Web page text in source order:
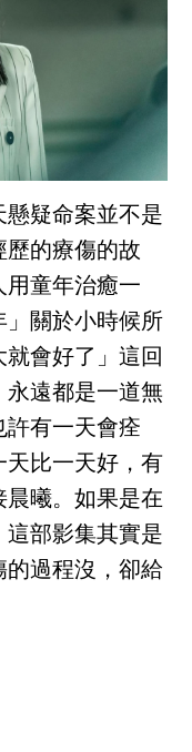
懸疑命案並不是
歷的療傷的故
用童年治癒一
」關於小時候所
會好了」這回
永遠都是一道無
許有一天會痊
天比一天好，有
晨曦。如果是在
這部影集其實是
的過程沒，卻給